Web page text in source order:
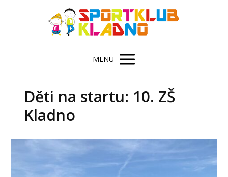
MENU
Děti na startu: 10. ZŠ
Kladno